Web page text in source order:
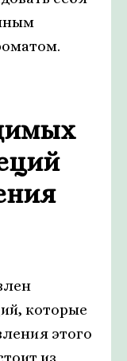
которые
этого